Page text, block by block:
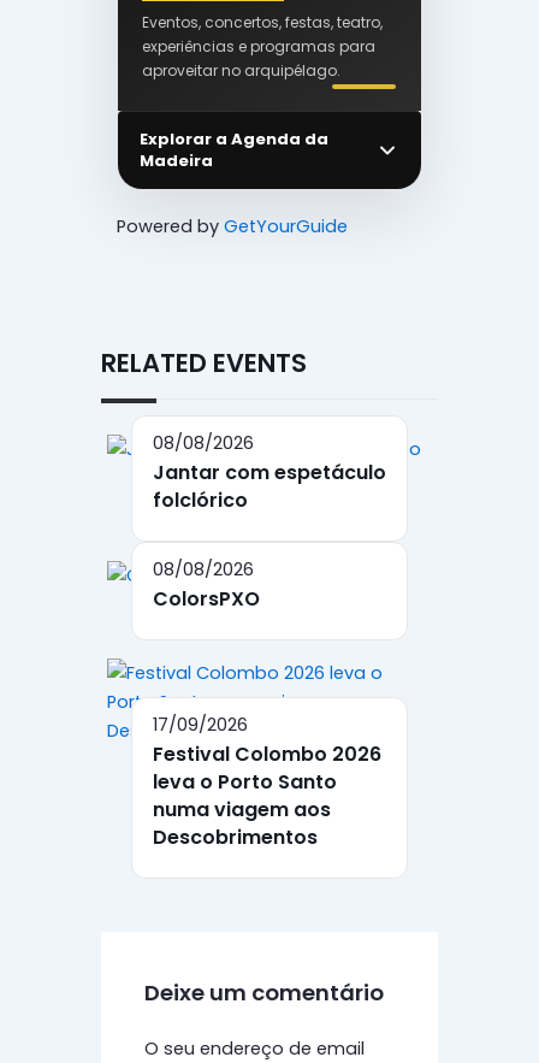
Eventos, concertos, festas, teatro,
experiências e programas para
aproveitar no arquipélago.
Explorar a Agenda da
Madeira
Powered by GetYourGuide
RELATED EVENTS
08/08/2026
Jantar com espetáculo
folclórico
08/08/2026
ColorsPXO
17/09/2026
Festival Colombo 2026
leva o Porto Santo
numa viagem aos
Descobrimentos
Deixe um comentário
O seu endereço de email